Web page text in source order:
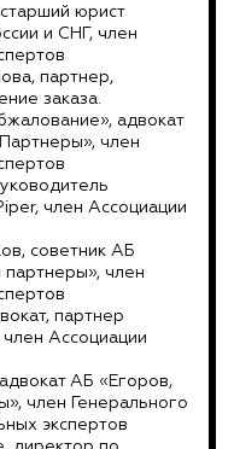
юрист
и СНГ, член
партнер,
заказа.
адвокат
член
член Ассоциации
советник АБ
партнеры», член
партнер
Ассоциации
АБ «Егоров,
член Генерального
экспертов